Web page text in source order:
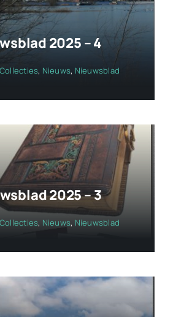
2025 – 4
Collecties, Nieuws, Nieuwsblad
2025 – 3
Collecties, Nieuws, Nieuwsblad